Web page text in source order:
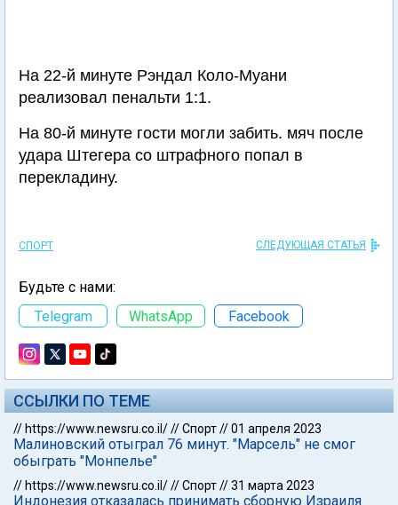
На 22-й минуте Рэндал Коло-Муани
реализовал пенальти 1:1.
На 80-й минуте гости могли забить. мяч после
удара Штегера со штрафного попал в
перекладину.
СПОРТ СЛЕДУЮЩАЯ СТАТЬЯ
Будьте с нами:
Telegram
WhatsApp Facebook
ССЫЛКИ ПО ТЕМЕ
// https://www.newsru.co.il///Спорт//01 апреля 2023
Малиновский отыграл 76 минут. "Марсель" не смог
обыграть "Монпелье"
// https://www.newsru.co.il///Спорт//31 марта 2023
Индонезия отказалась принимать сборную Израиля.